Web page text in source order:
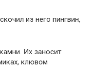
из него пингвин,
Их заносит
клювом